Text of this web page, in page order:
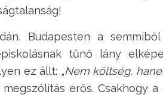
Budapesten a
tűnő lány
ez állt: „Nem költség,
erős. Csakhogy